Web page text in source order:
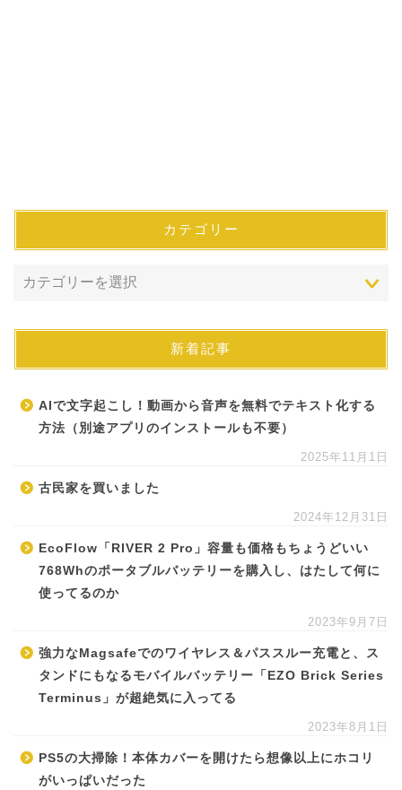
カテゴリー
新着記事
AIで文字起こし！動画から音声を無料でテキスト化する
方法（別途アプリのインストールも不要）
2025年11月1日
古民家を買いました
2024年12月31日
EcoFlow「RIVER 2 Pro」容量も価格もちょうどいい
768Whのポータブルバッテリーを購入し、はたして何に
使ってるのか
2023年9月7日
強力なMagsafeでのワイヤレス＆パススルー充電と、ス
タンドにもなるモバイルバッテリー「EZO Brick Series
Terminus」が超絶気に入ってる
2023年8月1日
PS5の大掃除！本体カバーを開けたら想像以上にホコリ
がいっぱいだった